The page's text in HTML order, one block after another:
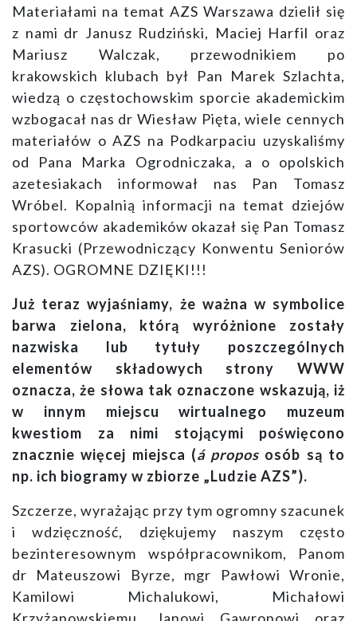
Materiałami na temat AZS Warszawa dzielił się
z nami dr Janusz Rudziński, Maciej Harfil oraz
Mariusz Walczak, przewodnikiem po
krakowskich klubach był Pan Marek Szlachta,
wiedzą o częstochowskim sporcie akademickim
wzbogacał nas dr Wiesław Pięta, wiele cennych
materiałów o AZS na Podkarpaciu uzyskaliśmy
od Pana Marka Ogrodniczaka, a o opolskich
azetesiakach informował nas Pan Tomasz
Wróbel. Kopalnią informacji na temat dziejów
sportowców akademików okazał się Pan Tomasz
Krasucki (Przewodniczący Konwentu Seniorów
AZS). OGROMNE DZIĘKI!!!
Już teraz wyjaśniamy, że ważna w symbolice
barwa zielona, którą wyróżnione zostały
nazwiska lub tytuły poszczególnych
elementów składowych strony WWW
oznacza, że słowa tak oznaczone wskazują, iż
w innym miejscu wirtualnego muzeum
kwestiom za nimi stojącymi poświęcono
znacznie więcej miejsca (á propos osób są to
np. ich biogramy w zbiorze „Ludzie AZS”).
Szczerze, wyrażając przy tym ogromny szacunek
i wdzięczność, dziękujemy naszym często
bezinteresownym współpracownikom, Panom
dr Mateuszowi Byrze,
mgr Pawłowi Wronie,
Kamilowi Michalukowi, Michałowi